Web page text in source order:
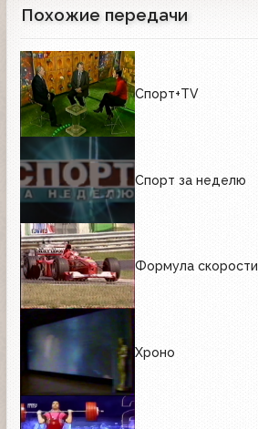
Похожие передачи
Спорт+TV
Спорт за неделю
Формула скорости
Хроно